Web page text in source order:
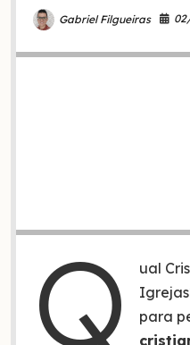
Gabriel Filgueiras
Q
ual
para